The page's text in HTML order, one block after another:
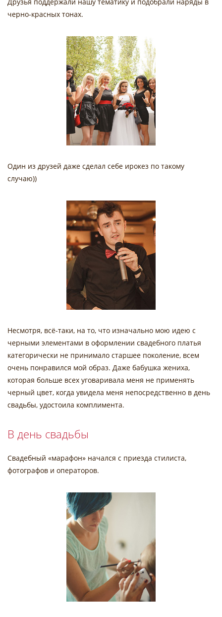
Друзья поддержали нашу тематику и подобрали наряды в
черно-красных тонах.
Один из друзей даже сделал себе ирокез по такому
случаю))
Несмотря, всё-таки, на то, что изначально мою идею с
черными элементами в оформлении свадебного платья
категорически не принимало старшее поколение, всем
очень понравился мой образ. Даже бабушка жениха,
которая больше всех уговаривала меня не применять
черный цвет, когда увидела меня непосредственно в день
свадьбы, удостоила комплимента.
В день свадьбы
Свадебный «марафон» начался с приезда стилиста,
фотографов и операторов.